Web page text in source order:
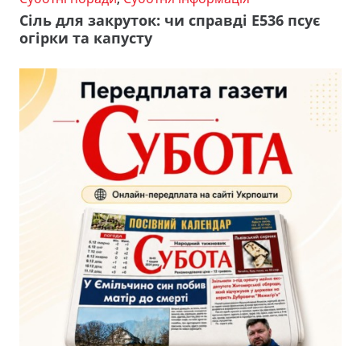
Сіль для закруток: чи справді Е536 псує
огірки та капусту